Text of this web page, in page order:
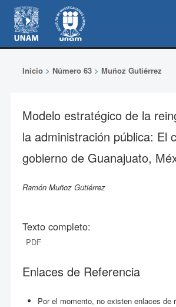
Inicio> Número 63> Muñoz Gutiérrez
Modelo estratégico de la
la administración pública: El
gobierno de Guanajuato,
Ramón Muñoz Gutiérrez
Texto completo:
PDF
Enlaces de Referencia
Por el momento, no existen enlaces de